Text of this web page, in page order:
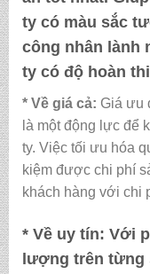
ty có màu sắc
công nhân lành
ty có độ hoàn
* Về giá cả: Giá ưu
là một động lực để
ty. Việc tối ưu hóa
kiệm được chi phí
khách hàng với chi
* Về uy tín: Với
lượng trên từng